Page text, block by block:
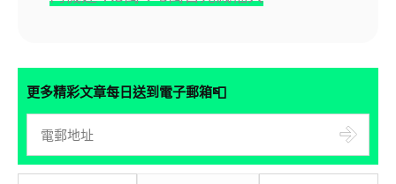
更多精彩文章每日送到電子郵箱📮